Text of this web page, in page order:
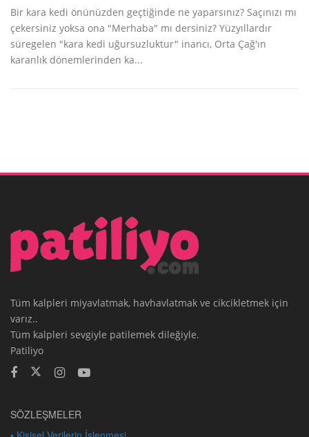
Bir kara kedi önünüzden geçtiğinde ne yaparsınız? Saçınızı mı
çekersiniz yoksa ona "Merhaba" mı dersiniz? Yüzyıllardır
süregelen "kara kedi uğursuzluktur" inancı, Orta Çağ'ın
karanlık dönemlerinden ka...
Tüm kalpleri miyavlatmak, havhavlatmak ve cikcikletmek için
varız..
Tüm kalpleri sevgiyle patilemek dileğiyle.
Patiliyo
SÖZLEŞMELER